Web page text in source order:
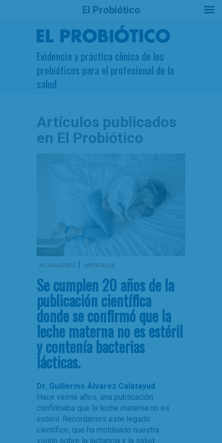
Evidencia y práctica clínica de los
probióticos para el profesional de la
salud
Artículos publicados
en El Probiótico
ACTUALÍZATE | ARTÍCULOS
Se cumplen 20 años de la
publicación científica
donde se confirmó que la
leche materna no es estéril
y contenía bacterias
lácticas.
Dr. Guillermo Álvarez Calatayud
Hace veinte años, una publicación
confirmaba que la leche materna no es
estéril. Recordamos este legado
científico, que ha moldeado nuestra
visión sobre la lactancia y la salud
El Probiótico